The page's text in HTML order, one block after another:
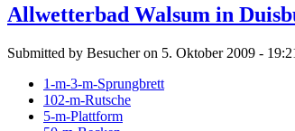
Allwetterbad Walsum in
Submitted by Besucher on 5. Oktober 2009 -
1-m-3-m-Sprungbrett
102-m-Rutsche
5-m-Plattform